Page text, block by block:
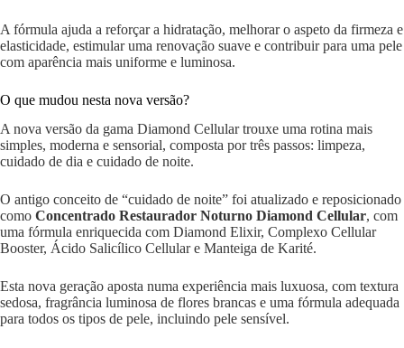
A fórmula ajuda a reforçar a hidratação, melhorar o aspeto da firmeza e
elasticidade, estimular uma renovação suave e contribuir para uma pele
com aparência mais uniforme e luminosa.
O que mudou nesta nova versão?
A nova versão da gama Diamond Cellular trouxe uma rotina mais
simples, moderna e sensorial, composta por três passos: limpeza,
cuidado de dia e cuidado de noite.
O antigo conceito de “cuidado de noite” foi atualizado e reposicionado
como Concentrado Restaurador Noturno Diamond Cellular, com
uma fórmula enriquecida com Diamond Elixir, Complexo Cellular
Booster, Ácido Salicílico Cellular e Manteiga de Karité.
Esta nova geração aposta numa experiência mais luxuosa, com textura
sedosa, fragrância luminosa de flores brancas e uma fórmula adequada
para todos os tipos de pele, incluindo pele sensível.